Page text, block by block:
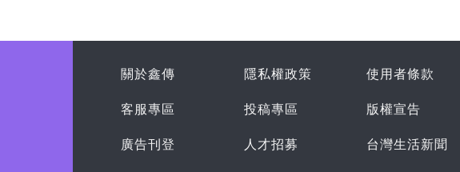
關於鑫傳 隱私權政策 使用者條款
客服專區 投稿專區 版權宣告
廣告刊登 人才招募 台灣生活新聞